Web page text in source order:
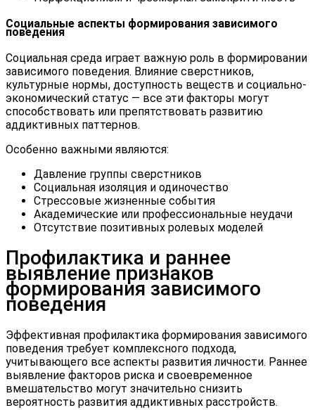
Социальные аспекты формирования зависимого
поведения
Социальная среда играет важную роль в формировании
зависимого поведения. Влияние сверстников,
культурные нормы, доступность веществ и социально-
экономический статус — все эти факторы могут
способствовать или препятствовать развитию
аддиктивных паттернов.
Особенно важными являются:
Давление группы сверстников
Социальная изоляция и одиночество
Стрессовые жизненные события
Академические или профессиональные неудачи
Отсутствие позитивных ролевых моделей
Профилактика и раннее
выявление признаков
формирования зависимого
поведения
Эффективная профилактика формирования зависимого
поведения требует комплексного подхода,
учитывающего все аспекты развития личности. Раннее
выявление факторов риска и своевременное
вмешательство могут значительно снизить
вероятность развития аддиктивных расстройств.